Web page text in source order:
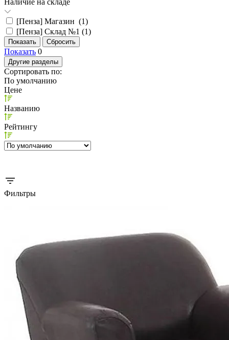
[Пенза] Магазин (1)
[Пенза] Склад №1 (1)
Показать 0
Другие разделы
Сортировать по:
По умолчанию
Цене
Названию
Рейтингу
Фильтры